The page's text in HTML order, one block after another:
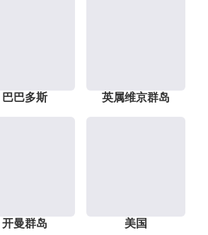
巴巴多斯 英属维京群岛
开曼群岛 美国